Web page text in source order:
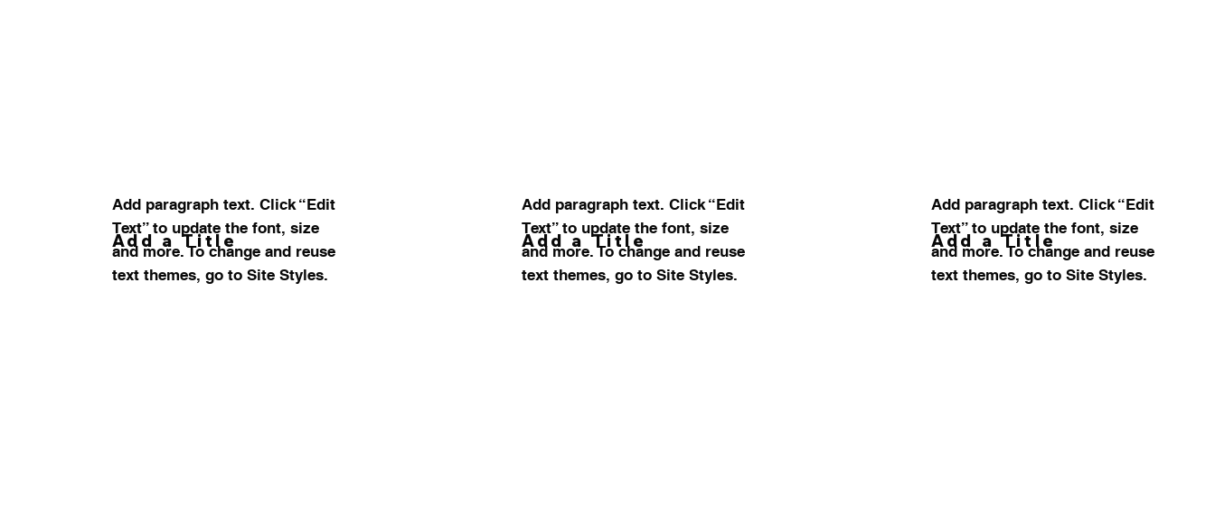
Add a Title
Add paragraph text. Click “Edit
Text” to update the font, size
and more. To change and reuse
text themes, go to Site Styles.
Add a Title
Add paragraph text. Click “Edit
Text” to update the font, size
and more. To change and reuse
text themes, go to Site Styles.
Add a Title
Add paragraph text. Click “Edit
Text” to update the font, size
and more. To change and reuse
text themes, go to Site Styles.